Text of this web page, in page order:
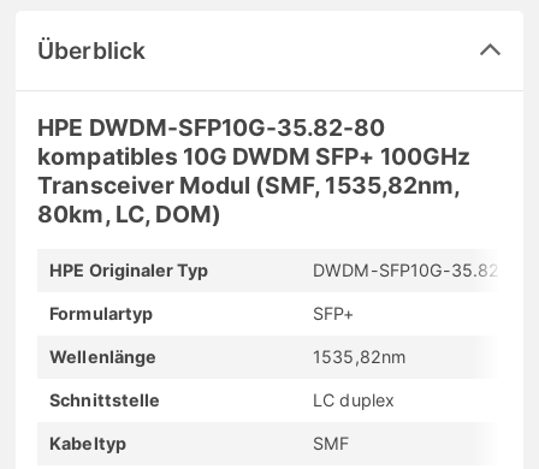
Überblick
HPE DWDM-SFP10G-35.82-80
kompatibles 10G DWDM SFP+ 100GHz
Transceiver Modul (SMF, 1535,82nm,
80km, LC, DOM)
HPE Originaler Typ DWDM-SFP10G-35.82-80
Formulartyp SFP+
Wellenlänge 1535,82nm
Schnittstelle LC duplex
Kabeltyp SMF